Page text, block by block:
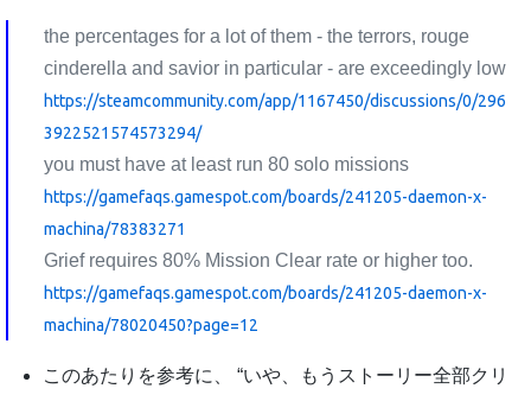
the percentages for a lot of them - the terrors, rouge
cinderella and savior in particular - are exceedingly low
https://steamcommunity.com/app/1167450/discussions/0/296
3922521574573294/
you must have at least run 80 solo missions
https://gamefaqs.gamespot.com/boards/241205-daemon-x-
machina/78383271
Grief requires 80% Mission Clear rate or higher too.
https://gamefaqs.gamespot.com/boards/241205-daemon-x-
machina/78020450?page=12
このあたりを参考に、 “いや、もうストーリー全部クリ